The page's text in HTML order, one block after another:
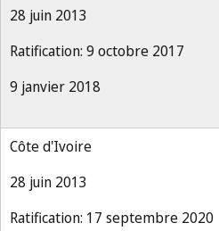
28 juin 2013
Ratification: 9 octobre 2017
9 janvier 2018
Côte d'Ivoire
28 juin 2013
Ratification: 17 septembre 2020